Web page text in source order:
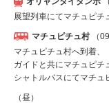
展望列車にてマチュピチ
マチュピチュ村
（
マチュピチュ村へ到着、
ガイドと共にマチュピチ
シャトルバスにてマチュ
（昼）